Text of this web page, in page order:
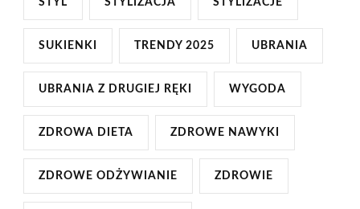
SUKIENKI TRENDY 2025 UBRANIA
UBRANIA Z DRUGIEJ RĘKI WYGODA
ZDROWA DIETA ZDROWE NAWYKI
ZDROWE ODŻYWIANIE ZDROWIE